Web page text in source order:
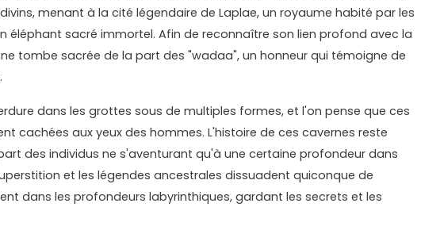
menant à la cité légendaire de Laplae, un royaume habité par les
éléphant sacré immortel. Afin de reconnaître son lien profond avec la
tombe sacrée de la part des "wadaa", un honneur qui témoigne de
dans les grottes sous de multiples formes, et l'on pense que ces
cachées aux yeux des hommes. L'histoire de ces cavernes reste
des individus ne s'aventurant qu'à une certaine profondeur dans
et les légendes ancestrales dissuadent quiconque de
dans les profondeurs labyrinthiques, gardant les secrets et les